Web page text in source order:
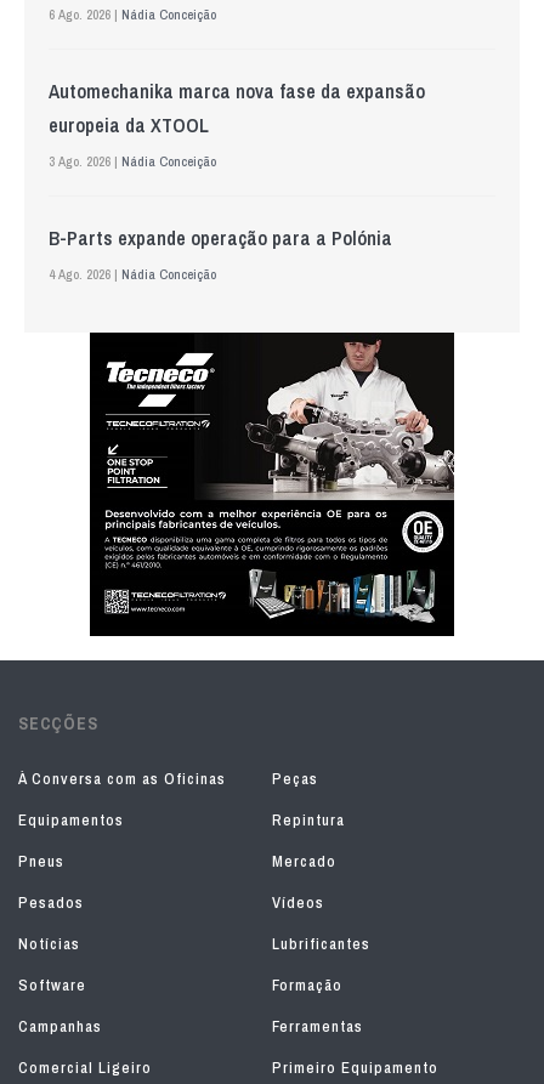
6 Ago. 2026 | Nádia Conceição
Automechanika marca nova fase da expansão
europeia da XTOOL
3 Ago. 2026 | Nádia Conceição
B-Parts expande operação para a Polónia
4 Ago. 2026 | Nádia Conceição
SECÇÕES
À Conversa com as Oficinas
Peças
Equipamentos
Repintura
Pneus
Mercado
Pesados
Vídeos
Notícias
Lubrificantes
Software
Formação
Campanhas
Ferramentas
Comercial Ligeiro
Primeiro Equipamento